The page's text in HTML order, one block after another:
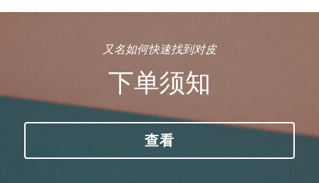
又名如何快速找到对皮
下单须知
查看